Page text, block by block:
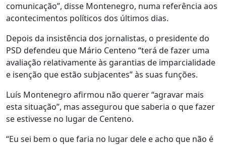
comunicação”, disse Montenegro, numa referência aos
acontecimentos políticos dos últimos dias.
Depois da insistência dos jornalistas, o presidente do
PSD defendeu que Mário Centeno “terá de fazer uma
avaliação relativamente às garantias de imparcialidade
e isenção que estão subjacentes” às suas funções.
Luís Montenegro afirmou não querer “agravar mais
esta situação”, mas assegurou que saberia o que fazer
se estivesse no lugar de Centeno.
“Eu sei bem o que faria no lugar dele e acho que não é